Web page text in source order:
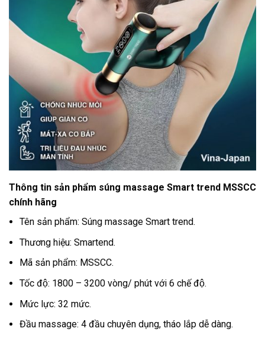
Thông tin sản phẩm súng massage Smart trend MSSCC
chính hãng
Tên sản phẩm: Súng massage Smart trend.
Thương hiệu: Smartend.
Mã sản phẩm: MSSCC.
Tốc độ: 1800 – 3200 vòng/ phút với 6 chế độ.
Mức lực: 32 mức.
Đầu massage: 4 đầu chuyên dụng, tháo lắp dễ dàng.